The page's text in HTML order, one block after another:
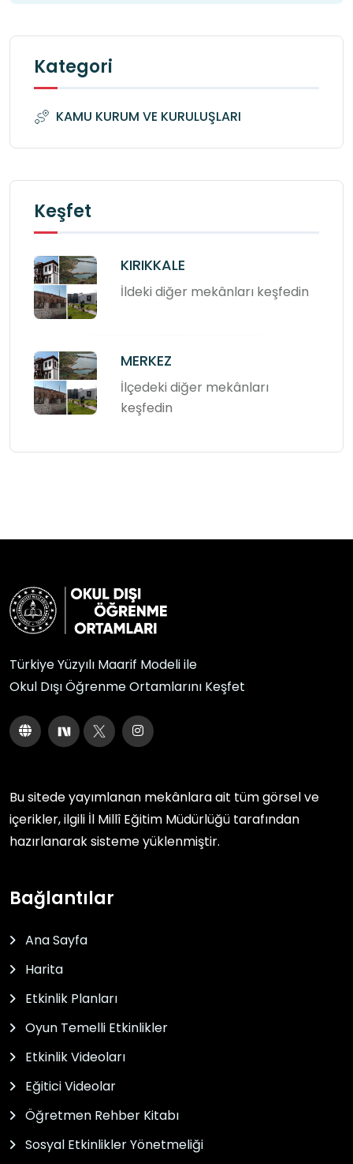
Kategori
KAMU KURUM VE KURULUŞLARI
Keşfet
KIRIKKALE
İldeki diğer mekânları keşfedin
MERKEZ
İlçedeki diğer mekânları
keşfedin
Türkiye Yüzyılı Maarif Modeli ile
Okul Dışı Öğrenme Ortamlarını Keşfet
Bu sitede yayımlanan mekânlara ait tüm görsel ve
içerikler, ilgili İl Millî Eğitim Müdürlüğü tarafından
hazırlanarak sisteme yüklenmiştir.
Bağlantılar
Ana Sayfa
Harita
Etkinlik Planları
Oyun Temelli Etkinlikler
Etkinlik Videoları
Eğitici Videolar
Öğretmen Rehber Kitabı
Sosyal Etkinlikler Yönetmeliği